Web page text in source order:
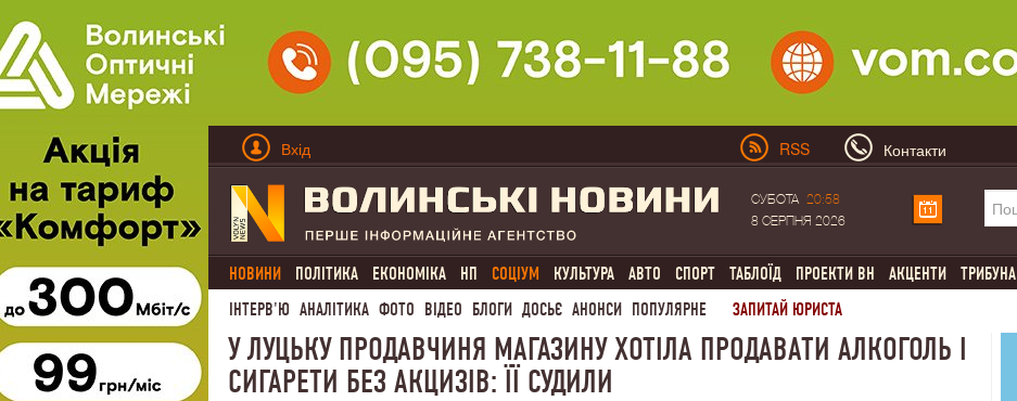
Вхід RSS Контакти
СУБОТА
20:58
8 СЕРПНЯ 2026
НОВИНИ ПОЛІТИКА ЕКОНОМІКА НП СОЦІУМ КУЛЬТУРА АВТО СПОРТ ТАБЛОЇД ПРОЕКТИ ВН АКЦЕНТИ ТРИБУНА
ІНТЕРВ'Ю АНАЛІТИКА ФОТО ВІДЕО БЛОГИ ДОСЬЄ АНОНСИ ПОПУЛЯРНЕ ЗАПИТАЙ ЮРИСТА
У ЛУЦЬКУ ПРОДАВЧИНЯ МАГАЗИНУ ХОТІЛА ПРОДАВАТИ АЛКОГОЛЬ І
СИГАРЕТИ БЕЗ АКЦИЗІВ: ЇЇ СУДИЛИ